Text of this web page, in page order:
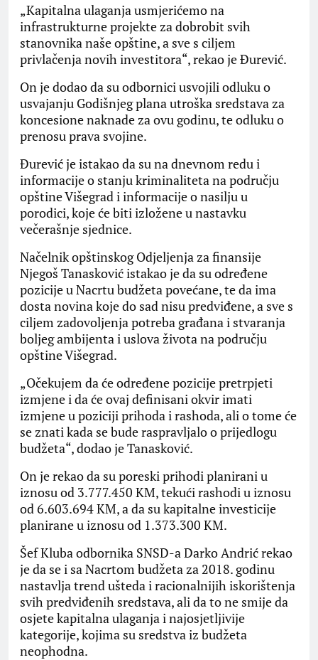
„Kapitalna ulaganja usmjerićemo na
infrastrukturne projekte za dobrobit svih
stanovnika naše opštine, a sve s ciljem
privlačenja novih investitora“, rekao je Đurević.
On je dodao da su odbornici usvojili odluku o
usvajanju Godišnjeg plana utroška sredstava za
koncesione naknade za ovu godinu, te odluku o
prenosu prava svojine.
Đurević je istakao da su na dnevnom redu i
informacije o stanju kriminaliteta na području
opštine Višegrad i informacije o nasilju u
porodici, koje će biti izložene u nastavku
večerašnje sjednice.
Načelnik opštinskog Odjeljenja za finansije
Njegoš Tanasković istakao je da su određene
pozicije u Nacrtu budžeta povećane, te da ima
dosta novina koje do sad nisu predviđene, a sve s
ciljem zadovoljenja potreba građana i stvaranja
boljeg ambijenta i uslova života na području
opštine Višegrad.
„Očekujem da će određene pozicije pretrpjeti
izmjene i da će ovaj definisani okvir imati
izmjene u poziciji prihoda i rashoda, ali o tome će
se znati kada se bude raspravljalo o prijedlogu
budžeta“, dodao je Tanasković.
On je rekao da su poreski prihodi planirani u
iznosu od 3.777.450 KM, tekući rashodi u iznosu
od 6.603.694 KM, a da su kapitalne investicije
planirane u iznosu od 1.373.300 KM.
Šef Kluba odbornika SNSD-a Darko Andrić rekao
je da se i sa Nacrtom budžeta za 2018. godinu
nastavlja trend ušteda i racionalnijih iskorištenja
svih predviđenih sredstava, ali da to ne smije da
osjete kapitalna ulaganja i najosjetljivije
kategorije, kojima su sredstva iz budžeta
neophodna.